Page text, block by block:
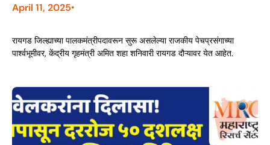
April 11, 2025•
रायगड जिल्ह्याच्या पालकमंत्रीपदावरून सुरू असलेल्या राजकीय पेचप्रसंगाच्या
पार्श्वभूमीवर, केंद्रीय गृहमंत्री अमित शहा शनिवारी रायगड दौऱ्यावर येत आहेत.